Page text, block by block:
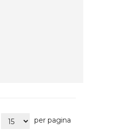
per pagina